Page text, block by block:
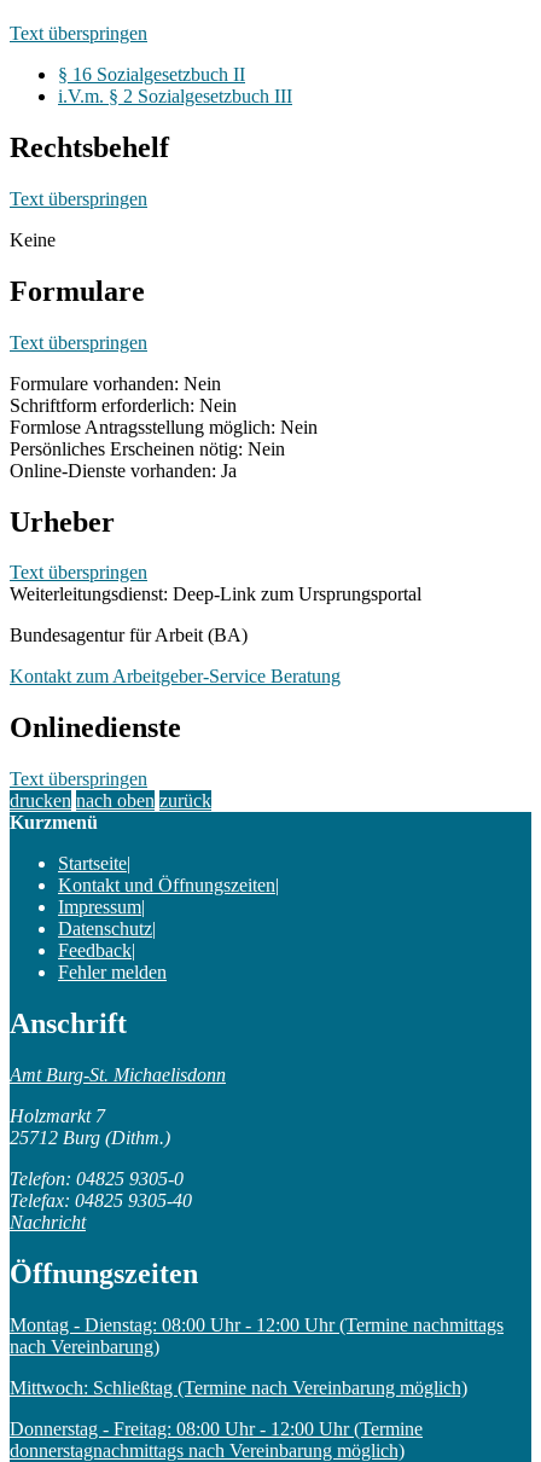
Text überspringen
§ 16 Sozialgesetzbuch II
i.V.m. § 2 Sozialgesetzbuch III
Rechtsbehelf
Text überspringen
Keine
Formulare
Text überspringen
Formulare vorhanden: Nein
Schriftform erforderlich: Nein
Formlose Antragsstellung möglich: Nein
Persönliches Erscheinen nötig: Nein
Online-Dienste vorhanden: Ja
Urheber
Text überspringen
Weiterleitungsdienst: Deep-Link zum Ursprungsportal
Bundesagentur für Arbeit (BA)
Kontakt zum Arbeitgeber-Service Beratung
Onlinedienste
Text überspringen
drucken nach oben zurück
Kurzmenü
Startseite|
Kontakt und Öffnungszeiten|
Impressum|
Datenschutz|
Feedback|
Fehler melden
Anschrift
Amt Burg-St. Michaelisdonn
Holzmarkt 7
25712 Burg (Dithm.)
Telefon: 04825 9305-0
Telefax: 04825 9305-40
Nachricht
Öffnungszeiten
Montag - Dienstag: 08:00 Uhr - 12:00 Uhr (Termine nachmittags
nach Vereinbarung)
Mittwoch: Schließtag (Termine nach Vereinbarung möglich)
Donnerstag - Freitag: 08:00 Uhr - 12:00 Uhr (Termine
donnerstagnachmittags nach Vereinbarung möglich)